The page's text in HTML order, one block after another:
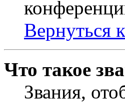
Вернуться
Что такое
Звания,